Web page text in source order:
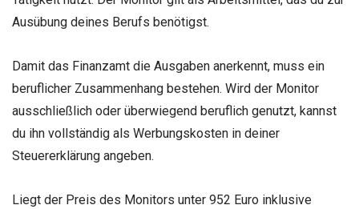
Ausübung deines Berufs benötigst.
Damit das Finanzamt die Ausgaben anerkennt, muss ein
beruflicher Zusammenhang bestehen. Wird der Monitor
ausschließlich oder überwiegend beruflich genutzt, kannst
du ihn vollständig als Werbungskosten in deiner
Steuererklärung angeben.
Liegt der Preis des Monitors unter 952 Euro inklusive